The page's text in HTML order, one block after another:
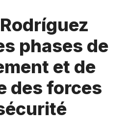
phases de
et de
des forces